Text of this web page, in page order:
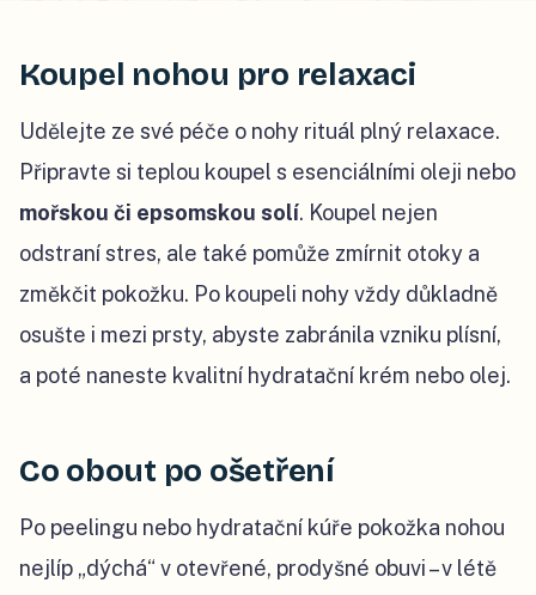
Koupel nohou pro relaxaci
Udělejte ze své péče o nohy rituál plný relaxace.
Připravte si teplou koupel s esenciálními oleji nebo
mořskou či epsomskou solí. Koupel nejen
odstraní stres, ale také pomůže zmírnit otoky a
změkčit pokožku. Po koupeli nohy vždy důkladně
osušte i mezi prsty, abyste zabránila vzniku plísní,
a poté naneste kvalitní hydratační krém nebo olej.
Co obout po ošetření
Po peelingu nebo hydratační kúře pokožka nohou
nejlíp „dýchá“ v otevřené, prodyšné obuvi – v létě